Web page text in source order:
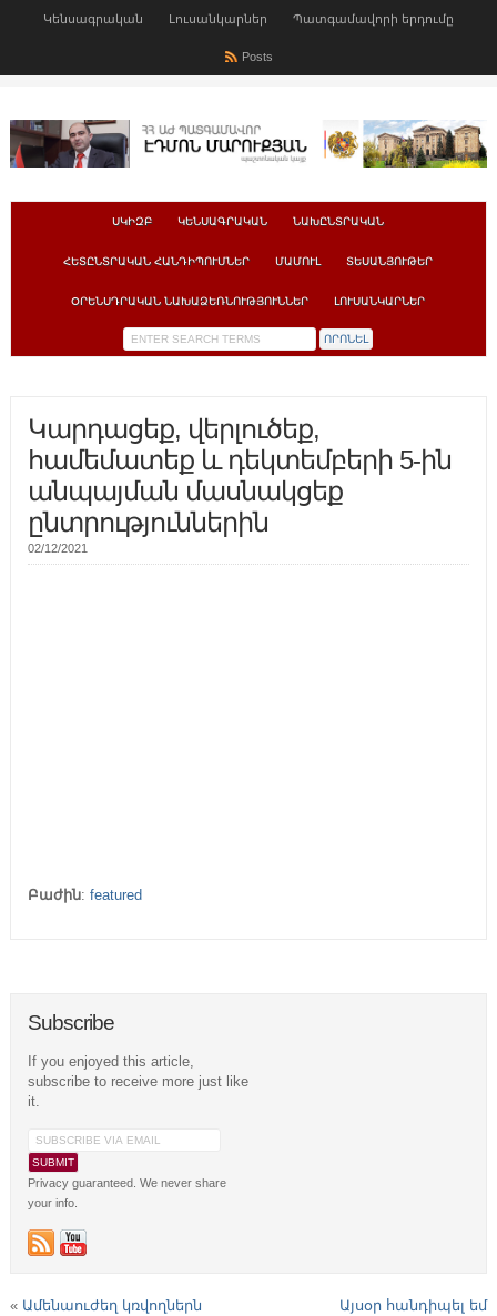
Կենսագրական Լուսանկարներ Պատգամավորի երդումը
Posts
ՍԿԻԶԲ ԿԵՆՍԱԳՐԱԿԱՆ ՆԱԽԸՆՏՐԱԿԱՆ
ՀԵՏԸՆՏՐԱԿԱՆ ՀԱՆԴԻՊՈՒՄՆԵՐ ՄԱՄՈՒԼ ՏԵՍԱՆՅՈՒԹԵՐ
ՕՐԵՆՍԴՐԱԿԱՆ ՆԱԽԱՁԵՌՆՈՒԹՅՈՒՆՆԵՐ ԼՈՒՍԱՆԿԱՐՆԵՐ
Կարդացեք, վերլուծեք,
համեմատեք և դեկտեմբերի 5-ին
անպայման մասնակցեք
ընտրություններին
02/12/2021
Բաժին: featured
Subscribe
If you enjoyed this article,
subscribe to receive more just like
it.
Privacy guaranteed. We never share
your info.
« Ամենաուժեղ կռվողներն
Այսօր հանդիպել եմ